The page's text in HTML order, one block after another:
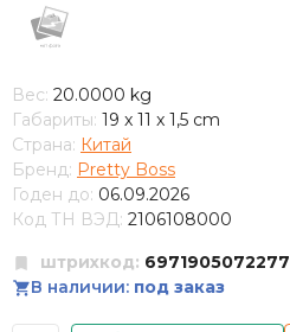
Вес: 20.0000 kg
Габариты: 19 x 11 x 1,5 cm
Страна: Китай
Бренд: Pretty Boss
Годен до: 06.09.2026
Код ТН ВЭД: 2106108000
штрихкод: 6971905072277
В наличии: под заказ